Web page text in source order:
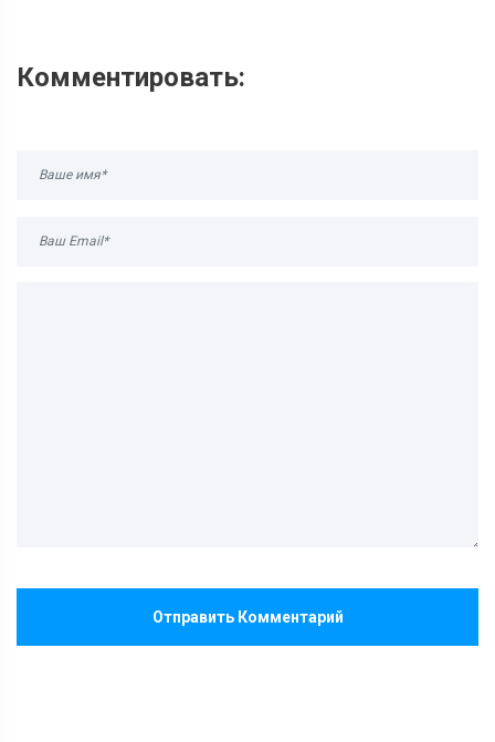
Комментировать:
Отправить Комментарий